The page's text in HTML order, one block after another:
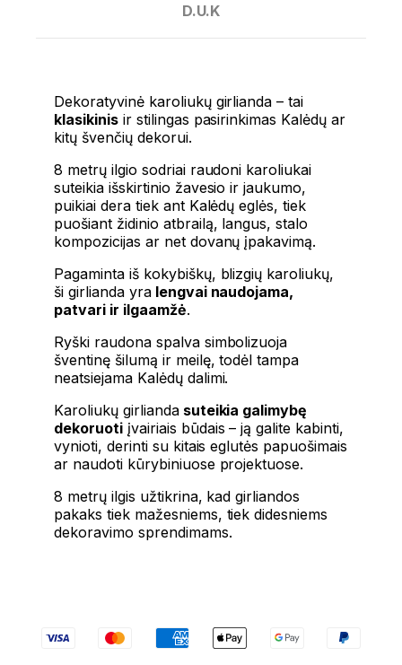
D.U.K
Dekoratyvinė karoliukų girlianda – tai
klasikinisir stilingas pasirinkimas Kalėdų ar
kitų švenčių dekorui.
8 metrų ilgio sodriai raudoni karoliukai
suteikia išskirtinio žavesio ir jaukumo,
puikiai dera tiek ant Kalėdų eglės, tiek
puošiant židinio atbrailą, langus, stalo
kompozicijas ar net dovanų įpakavimą.
Pagaminta iš kokybiškų, blizgių karoliukų,
ši girlianda yralengvai naudojama,
patvari ir ilgaamžė.
Ryški raudona spalva simbolizuoja
šventinę šilumą ir meilę, todėl tampa
neatsiejama Kalėdų dalimi.
Karoliukų girliandasuteikia galimybę
dekoruotiįvairiais būdais – ją galite kabinti,
vynioti, derinti su kitais eglutės papuošimais
ar naudoti kūrybiniuose projektuose.
8 metrų ilgis užtikrina, kad girliandos
pakaks tiek mažesniems, tiek didesniems
dekoravimo sprendimams.